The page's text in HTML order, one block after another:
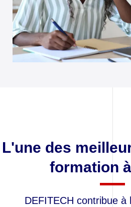
L'une des
formation
DEFITECH contribue à